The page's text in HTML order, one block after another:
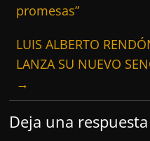
promesas”
LUIS ALBERTO
LANZA SU NUEVO
→
Deja una respuesta